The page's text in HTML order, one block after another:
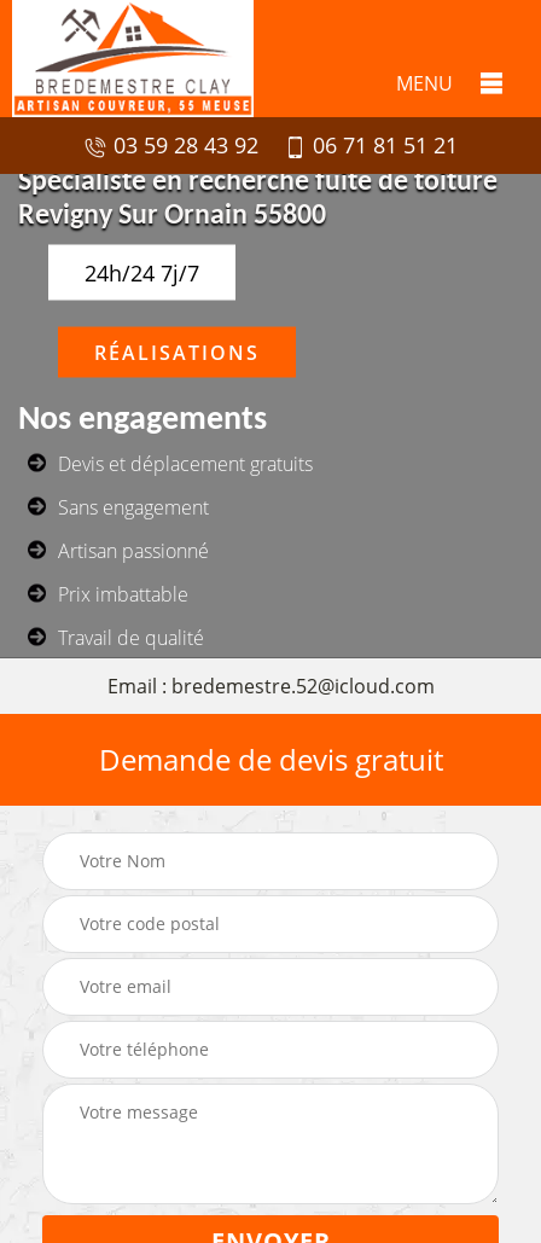
MENU
03 59 28 43 92
06 71 81 51 21
Spécialiste en recherche fuite de toiture
Revigny Sur Ornain 55800
24h/24 7j/7
RÉALISATIONS
Nos engagements
Devis et déplacement gratuits
Sans engagement
Artisan passionné
Prix imbattable
Travail de qualité
Email : bredemestre.52@icloud.com
Demande de devis gratuit